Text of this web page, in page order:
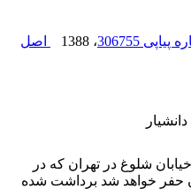
، 1388
اصل
شلوغ در تهران که در
آن حفر خواهد شد برداشت شده